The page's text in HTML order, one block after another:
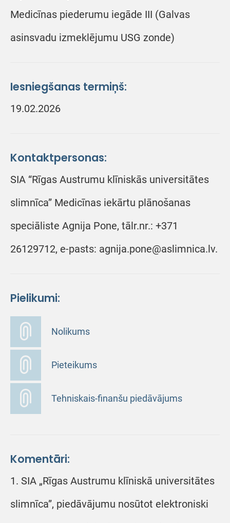
Medicīnas piederumu iegāde III (Galvas
asinsvadu izmeklējumu USG zonde)
Iesniegšanas termiņš:
19.02.2026
Kontaktpersonas:
SIA “Rīgas Austrumu klīniskās universitātes
slimnīca” Medicīnas iekārtu plānošanas
speciāliste Agnija Pone, tālr.nr.: +371
26129712, e-pasts: agnija.pone@aslimnica.lv.
Pielikumi:
Nolikums
Pieteikums
Tehniskais-finanšu piedāvājums
Komentāri:
1. SIA „Rīgas Austrumu klīniskā universitātes
slimnīca”, piedāvājumu nosūtot elektroniski